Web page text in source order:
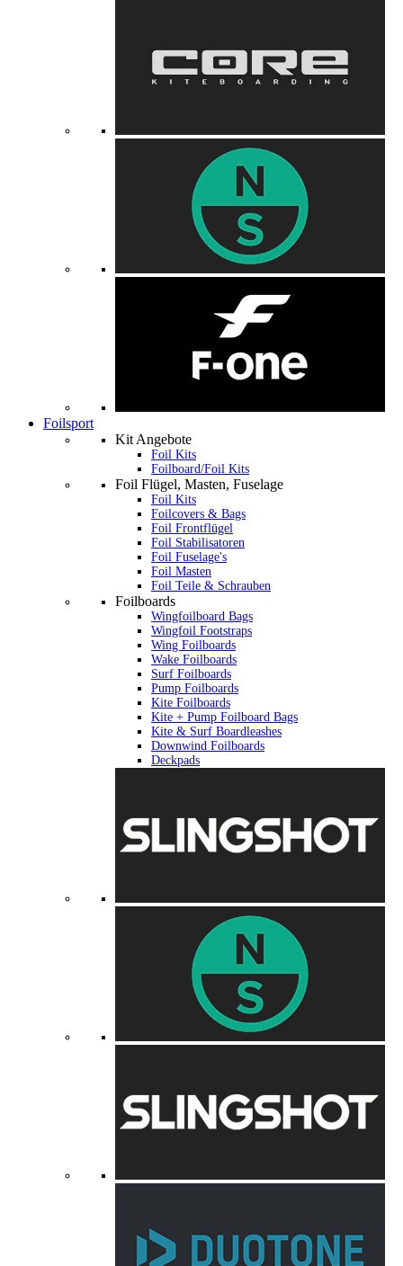
Foilsport
Kit Angebote
Foil Kits
Foilboard/Foil Kits
Foil Flügel, Masten, Fuselage
Foil Kits
Foilcovers & Bags
Foil Frontflügel
Foil Stabilisatoren
Foil Fuselage's
Foil Masten
Foil Teile & Schrauben
Foilboards
Wingfoilboard Bags
Wingfoil Footstraps
Wing Foilboards
Wake Foilboards
Surf Foilboards
Pump Foilboards
Kite Foilboards
Kite + Pump Foilboard Bags
Kite & Surf Boardleashes
Downwind Foilboards
Deckpads